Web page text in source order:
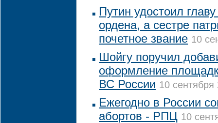
Путин удостоил
ордена, а сестре
почетное звание 10
Шойгу поручил
оформление
ВС России 10
Ежегодно в России
абортов - РПЦ 10